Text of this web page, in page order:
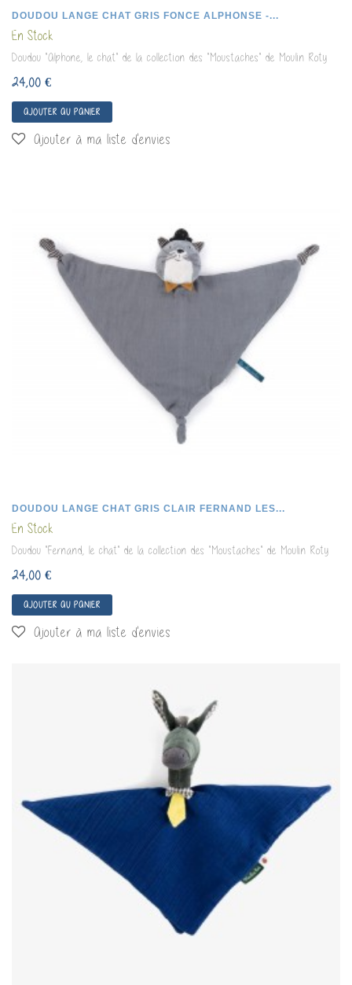
DOUDOU LANGE CHAT GRIS FONCE ALPHONSE -...
En Stock
Doudou "Alphone, le chat" de la collection des "Moustaches" de Moulin Roty
24,00 €
AJOUTER AU PANIER
Ajouter à ma liste d'envies
DOUDOU LANGE CHAT GRIS CLAIR FERNAND LES...
En Stock
Doudou "Fernand, le chat" de la collection des "Moustaches" de Moulin Roty
24,00 €
AJOUTER AU PANIER
Ajouter à ma liste d'envies